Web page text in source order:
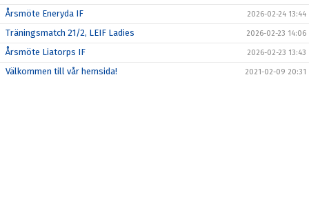
MEDLEMSKAP
Årsmöte Eneryda IF 2026-02-24 13:44
Träningsmatch 21/2, LEIF Ladies 2026-02-23 14:06
Årsmöte Liatorps IF 2026-02-23 13:43
Välkommen till vår hemsida! 2021-02-09 20:31